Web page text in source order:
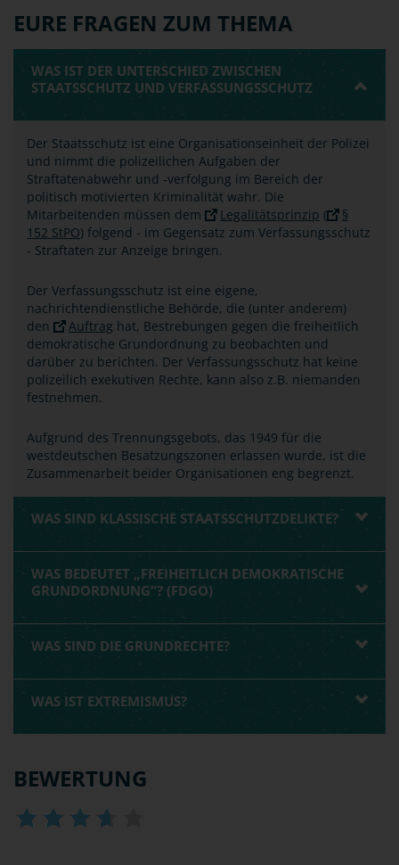
EURE FRAGEN ZUM THEMA
WAS IST DER UNTERSCHIED ZWISCHEN
STAATSSCHUTZ UND VERFASSUNGSSCHUTZ
Der Staatsschutz ist eine Organisationseinheit der Polizei
und nimmt die polizeilichen Aufgaben der
Straftatenabwehr und -verfolgung im Bereich der
politisch motivierten Kriminalität wahr. Die
Mitarbeitenden müssen dem
Legalitätsprinzip (
§
152 StPO) folgend - im Gegensatz zum Verfassungsschutz
- Straftaten zur Anzeige bringen.
Der Verfassungsschutz ist eine eigene,
nachrichtendienstliche Behörde, die (unter anderem)
den
Auftrag hat, Bestrebungen gegen die freiheitlich
demokratische Grundordnung zu beobachten und
darüber zu berichten. Der Verfassungsschutz hat keine
polizeilich exekutiven Rechte, kann also z.B. niemanden
festnehmen.
Aufgrund des Trennungsgebots, das 1949 für die
westdeutschen Besatzungszonen erlassen wurde, ist die
Zusammenarbeit beider Organisationen eng begrenzt.
WAS SIND KLASSISCHE STAATSSCHUTZDELIKTE?
WAS BEDEUTET „FREIHEITLICH DEMOKRATISCHE
GRUNDORDNUNG“? (FDGO)
WAS SIND DIE GRUNDRECHTE?
WAS IST EXTREMISMUS?
BEWERTUNG